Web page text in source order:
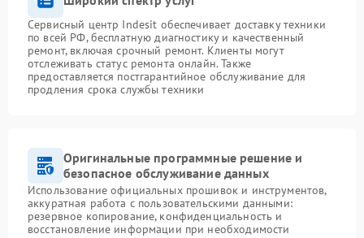
Сервисный центр Indesit обеспечивает доставку техники
по всей РФ, бесплатную диагностику и качественный
ремонт, включая срочный ремонт. Клиенты могут
отслеживать статус ремонта онлайн. Также
предоставляется постгарантийное обслуживание для
продления срока службы техники
Оригинальные программные решение и
безопасное обслуживание данных
Использование официальных прошивок и инструментов,
аккуратная работа с пользовательскими данными:
резервное копирование, конфиденциальность и
восстановление информации при необходимости